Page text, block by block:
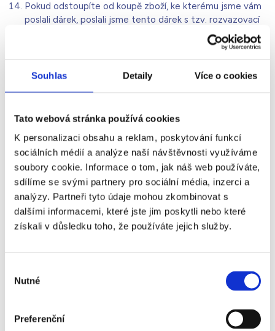
Souhlas Detaily Více o cookies
Tato webová stránka používá cookies
K personalizaci obsahu a reklam, poskytování funkcí
sociálních médií a analýze naší návštěvnosti využíváme
soubory cookie. Informace o tom, jak náš web používáte,
sdílíme se svými partnery pro sociální média, inzerci a
analýzy. Partneři tyto údaje mohou zkombinovat s
dalšími informacemi, které jste jim poskytli nebo které
získali v důsledku toho, že používáte jejich služby.
souhlasu
Nutné
Preferenční
Pokud odstoupíte od koupě zboží, ke kterému jsme vám
poslali dárek, poslali jsme tento dárek s tzv. rozvazovací
podmínkou: v případě odstoupení od kupní smlouvy nebo
její části se tedy rozvazuje i darovací smlouva. Prosíme,
nedomluvíme jinak. Opět máme právo případnou škodu
naleznete zde:ODSTOUPENÍ OD SMLOUVY
IX.Jak reklamovat vady
Odpovídáme za to, že zboží nemá při převzetí vady. To
znamená, že v době, kdy ho přebíráte, zejména:
odpovídá vaší objednávce (je to požadovaný produkt
v dohodnutém množství, jakosti, funkčnosti,
rozumně očekávat i s ohledem na naše reklamy a jiné
materiály nás nebo našich obchodních partnerů)
se hodí k účelu, pro které se zboží tohoto druhu obvykle
používá